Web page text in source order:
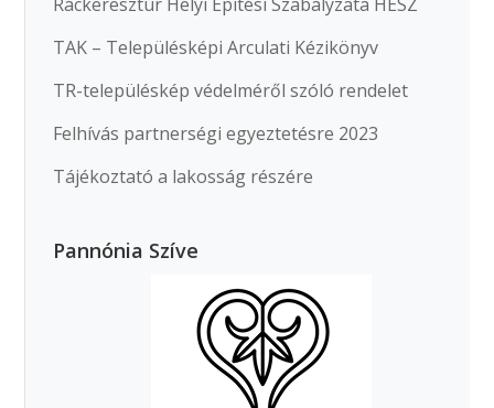
Ráckeresztúr Helyi Építési Szabályzata HÉSZ
TAK – Településképi Arculati Kézikönyv
TR-településkép védelméről szóló rendelet
Felhívás partnerségi egyeztetésre 2023
Tájékoztató a lakosság részére
Pannónia Szíve